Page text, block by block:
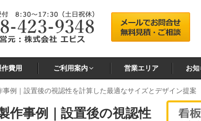
費用 ご利用案内 営業エリア お
事例｜設置後の視認性を計算した最適なサイズとデザイン提案
作事例｜設置後の視認性